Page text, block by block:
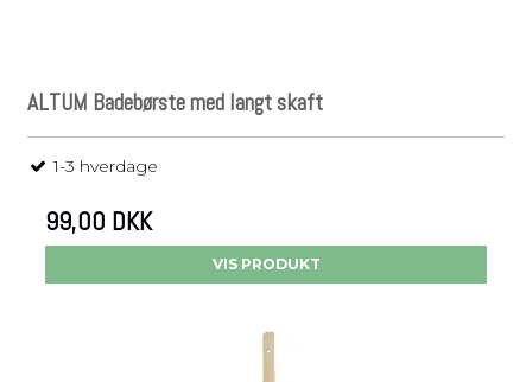
ALTUM Badebørste med langt skaft
1-3 hverdage
99,00 DKK
VIS PRODUKT